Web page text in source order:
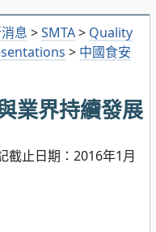
息 >SMTA> Quality
> 中國食安
業界持續發展
截止日期：2016年1月